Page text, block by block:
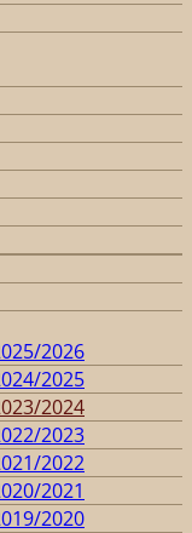
2026
2025
2024
2023
2022
2021
2020